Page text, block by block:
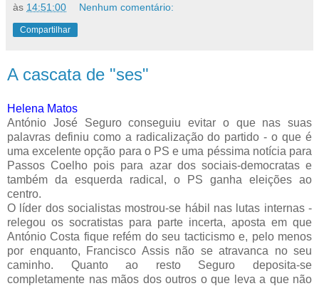
às 14:51:00 Nenhum comentário:
Compartilhar
A cascata de "ses"
Helena Matos
António José Seguro conseguiu evitar o que nas suas
palavras definiu como a radicalização do partido - o que é
uma excelente opção para o PS e uma péssima notícia para
Passos Coelho pois para azar dos sociais-democratas e
também da esquerda radical, o PS ganha eleições ao
centro.
O líder dos socialistas mostrou-se hábil nas lutas internas -
relegou os socratistas para parte incerta, aposta em que
António Costa fique refém do seu tacticismo e, pelo menos
por enquanto, Francisco Assis não se atravanca no seu
caminho. Quanto ao resto Seguro deposita-se
completamente nas mãos dos outros o que leva a que não